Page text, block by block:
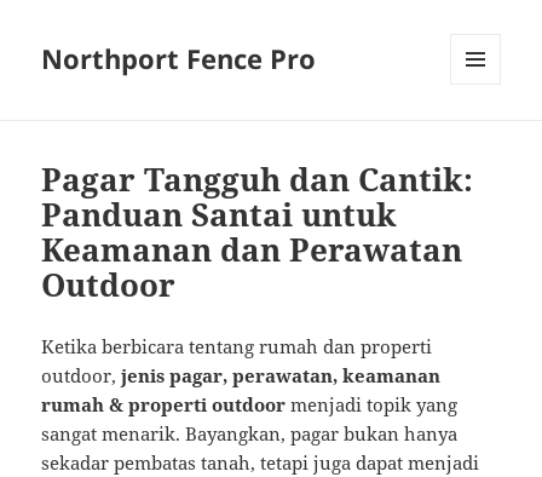
Northport Fence Pro
Pagar Tangguh dan Cantik:
Panduan Santai untuk
Keamanan dan Perawatan
Outdoor
Ketika berbicara tentang rumah dan properti
outdoor,jenis pagar, perawatan, keamanan
rumah & properti outdoor menjadi topik yang
sangat menarik. Bayangkan, pagar bukan hanya
sekadar pembatas tanah, tetapi juga dapat menjadi